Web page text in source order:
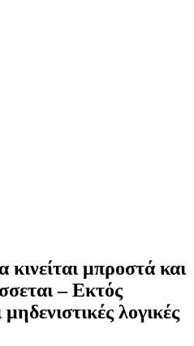
μπροστά και
– Εκτός
λογικές